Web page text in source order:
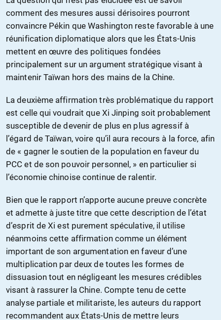
comment des mesures aussi dérisoires pourront
convaincre Pékin que Washington reste favorable à une
réunification diplomatique alors que les États-Unis
mettent en œuvre des politiques fondées
principalement sur un argument stratégique visant à
maintenir Taïwan hors des mains de la Chine.
La deuxième affirmation très problématique du rapport
est celle qui voudrait que Xi Jinping soit probablement
susceptible de devenir de plus en plus agressif à
l’égard de Taïwan, voire qu’il aura recours à la force, afin
de « gagner le soutien de la population en faveur du
PCC et de son pouvoir personnel, » en particulier si
l’économie chinoise continue de ralentir.
Bien que le rapport n’apporte aucune preuve concrète
et admette à juste titre que cette description de l’état
d’esprit de Xi est purement spéculative, il utilise
néanmoins cette affirmation comme un élément
important de son argumentation en faveur d’une
multiplication par deux de toutes les formes de
dissuasion tout en négligeant les mesures crédibles
visant à rassurer la Chine. Compte tenu de cette
analyse partiale et militariste, les auteurs du rapport
recommandent aux États-Unis de mettre leurs